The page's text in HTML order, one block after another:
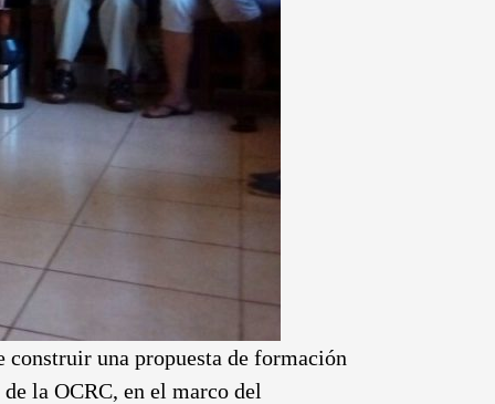
una propuesta de formación
la OCRC, en el marco del